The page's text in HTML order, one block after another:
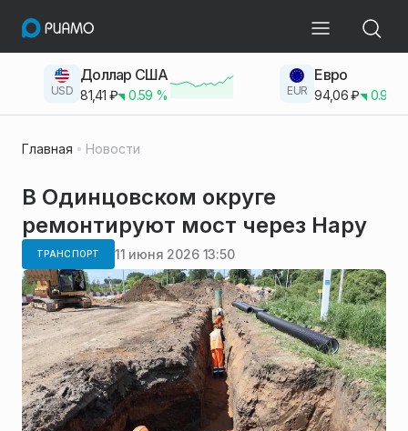
USD
Доллар США
81,41 ₽ 0.59 % EUR
Евро
94,06₽ 0.93
Главная Новости
В Одинцовском округе
ремонтируют мост через Нару
ТРАНСПОРТ 11 июня 2026 13:50